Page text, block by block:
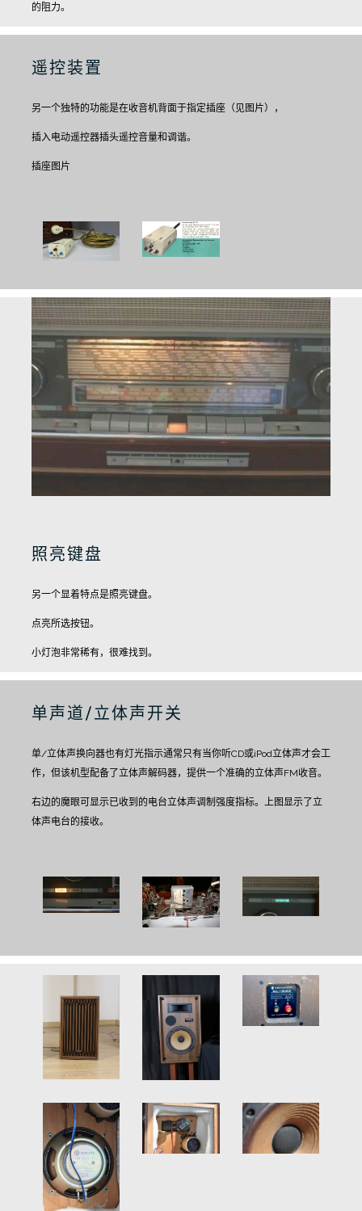
的阻力。
遥控装置
另一个独特的功能是在收音机背面于指定插座（见图片），
插入电动遥控器插头遥控音量和调谐。
插座图片
照亮键盘
另一个显着特点是照亮键盘。
点亮所选按钮。
小灯泡非常稀有，很难找到。
单声道/立体声开关
单/立体声换向器也有灯光指示通常只有当你听CD或iPod立体声才会工
作，但该机型配备了立体声解码器，提供一个准确的立体声FM收音。
右边的魔眼可显示已收到的电台立体声调制强度指标。
上图显示了立
体声电台的接收。